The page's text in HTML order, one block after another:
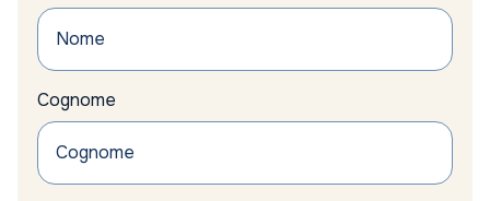
Cognome